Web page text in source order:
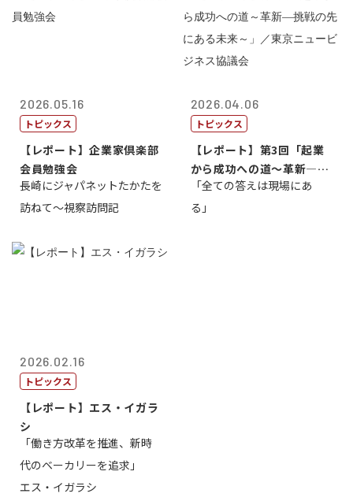
2026.05.16
トピックス
【レポート】企業家倶楽部
会員勉強会
長崎にジャパネットたかたを
訪ねて～視察訪問記
2026.04.06
トピックス
【レポート】第3回「起業
から成功への道～革新―挑
戦の先にある...
「全ての答えは現場にあ
る」
2026.02.16
トピックス
【レポート】エス・イガラ
シ
「働き方改革を推進、新時
代のベーカリーを追求」
エス・イガラシ